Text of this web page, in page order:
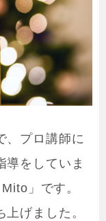
、プロ講師に
導をしていま
」です。
げました。